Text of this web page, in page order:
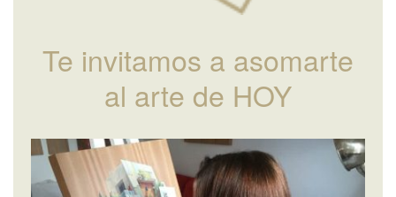
Te invitamos a asomarte
al arte de HOY